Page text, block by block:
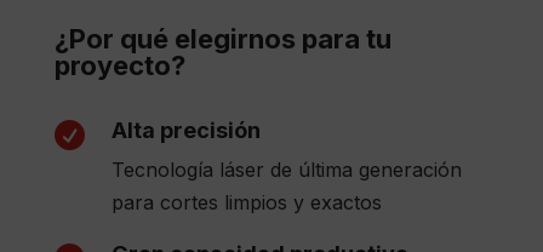
¿Por qué elegirnos para tu
proyecto?
 Alta precisión
Tecnología láser de última generación
para cortes limpios y exactos